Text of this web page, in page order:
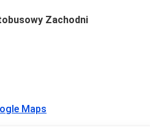
Zachodni
Maps